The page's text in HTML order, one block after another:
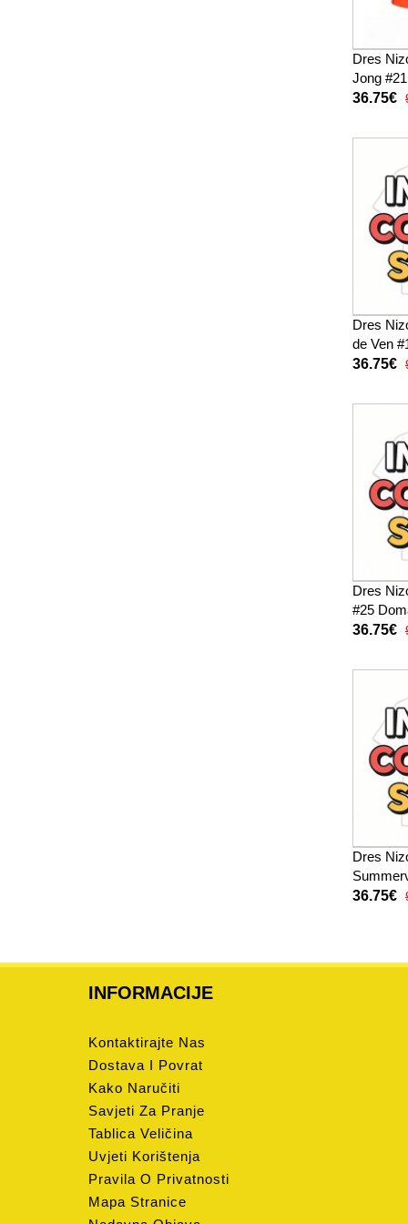
Dres
Jong
SP 2026
36.75€
Dres
de Ven
SP 2026
36.75€
Dres
#25
2026
36.75€
Dres
djecu SP
36.75€
INFORMACIJE
Kontaktirajte Nas
Dostava I Povrat
Kako Naručiti
Savjeti Za Pranje
Tablica Veličina
Uvjeti Korištenja
Pravila O Privatnosti
Mapa Stranice